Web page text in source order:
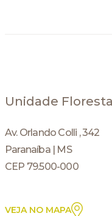
Unidade
Av. Orlando Colli , 342
Paranaíba | MS
CEP 79.500-000
VEJA NO MAPA